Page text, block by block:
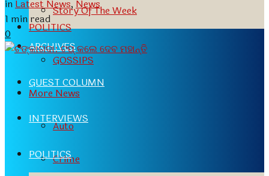
POLITICS
GOSSIPS
More News
Auto
Crime
Story Of The Week
ARCHIVES
GUEST COLUMN
INTERVIEWS
POLITICS
in Latest News,News
1 min read
0